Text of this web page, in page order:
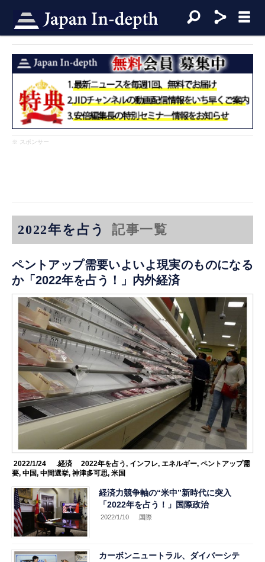
※ スポンサー
2022年を占う 記事一覧
ペントアップ需要いよいよ現実のものになる
か「2022年を占う！」内外経済
2022/1/24 .経済 2022年を占う, インフレ, エネルギー, ペントアップ需
要,中国,中間選挙,神津多可思,米国
経済力競争軸の“米中”新時代に突入
「2022年を占う！」国際政治
2022/1/10 .国際
カーボンニュートラル、ダイバーシテ